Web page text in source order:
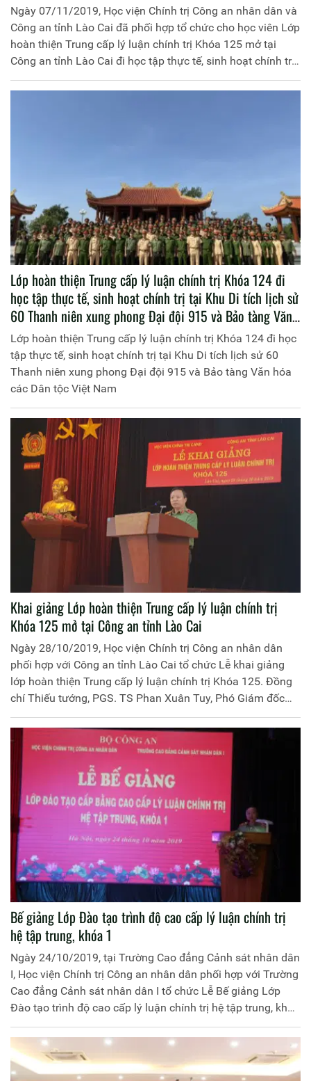
Ngày 07/11/2019, Học viện Chính trị Công an nhân dân và
Công an tỉnh Lào Cai đã phối hợp tổ chức cho học viên Lớp
hoàn thiện Trung cấp lý luận chính trị Khóa 125 mở tại
Công an tỉnh Lào Cai đi học tập thực tế, sinh hoạt chính trị
tại Đồn Biên phòng A Mú Sung và trao tặng quà cho học
sinh Trường Phổ thông dân tộc bán trú tiểu học và trung
Lớp hoàn thiện Trung cấp lý luận chính trị Khóa 124 đi
học tập thực tế, sinh hoạt chính trị tại Khu Di tích lịch sử
60 Thanh niên xung phong Đại đội 915 và Bảo tàng Văn
hóa các Dân tộc Việt Nam
Lớp hoàn thiện Trung cấp lý luận chính trị Khóa 124 đi học
tập thực tế, sinh hoạt chính trị tại Khu Di tích lịch sử 60
Thanh niên xung phong Đại đội 915 và Bảo tàng Văn hóa
các Dân tộc Việt Nam
Khai giảng Lớp hoàn thiện Trung cấp lý luận chính trị
Khóa 125 mở tại Công an tỉnh Lào Cai
Ngày 28/10/2019, Học viện Chính trị Công an nhân dân
phối hợp với Công an tỉnh Lào Cai tổ chức Lễ khai giảng
lớp hoàn thiện Trung cấp lý luận chính trị Khóa 125. Đồng
chí Thiếu tướng, PGS. TS Phan Xuân Tuy, Phó Giám đốc
Học viện dự và chủ trì buổi lễ
Bế giảng Lớp Đào tạo trình độ cao cấp lý luận chính trị
hệ tập trung, khóa 1
Ngày 24/10/2019, tại Trường Cao đẳng Cảnh sát nhân dân
I, Học viện Chính trị Công an nhân dân phối hợp với Trường
Cao đẳng Cảnh sát nhân dân I tổ chức Lễ Bế giảng Lớp
Đào tạo trình độ cao cấp lý luận chính trị hệ tập trung, khóa
1. Đồng chí Thiếu tướng, PGS.TS Phan Xuân Tuy, Phó
Giám đốc Học viện Chính trị Công an nhân dân chủ trì buổi
Lễ.